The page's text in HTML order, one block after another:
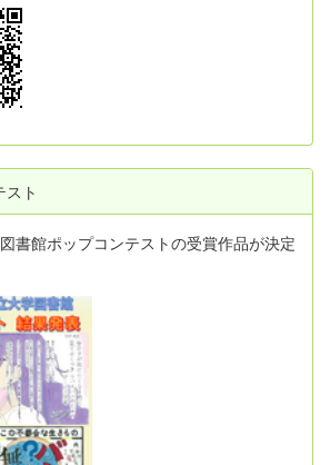
スト
書館ポップコンテストの受賞作品が決定